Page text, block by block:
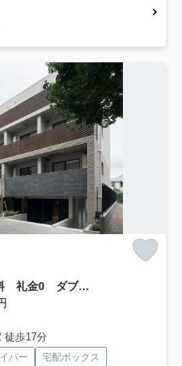
レガリス池尻大橋 ネット無料 礼金0 ダブルロック
徒歩17分
バー
宅配ボックス